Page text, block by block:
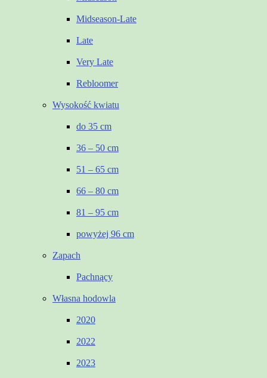
Midseason-Late
Late
Very Late
Rebloomer
Wysokość kwiatu
do 35 cm
36 – 50 cm
51 – 65 cm
66 – 80 cm
81 – 95 cm
powyżej 96 cm
Zapach
Pachnący
Własna hodowla
2020
2022
2023